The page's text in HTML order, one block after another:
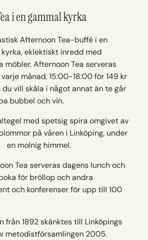
i en gammal kyrka
Afternoon Tea-buffé i en
eklektiskt inredd med
möbler. Afternoon Tea serveras
månad, 15:00-18:00 för 149 kr
du vill skåla i något annat än te går
bubbel och vin.
Tea serveras dagens lunch och
för bröllop och andra
och konferenser för upp till 100
från 1892 skänktes till Linköpings
metodistförsamlingen 2005.